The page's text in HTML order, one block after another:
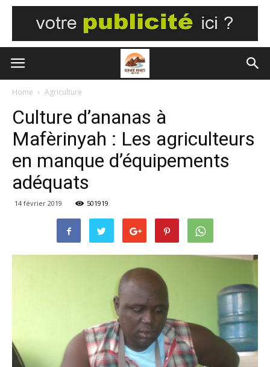
Home Agriculture
Culture d’ananas à
Mafèrinyah : Les agriculteurs
en manque d’équipements
adéquats
14 février 2019 501919